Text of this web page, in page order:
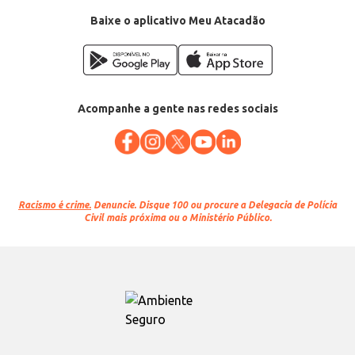
Baixe o aplicativo Meu Atacadão
Acompanhe a gente nas redes sociais
Racismo é crime. Denuncie. Disque 100 ou procure a Delegacia de Polícia
Civil mais próxima ou o Ministério Público.